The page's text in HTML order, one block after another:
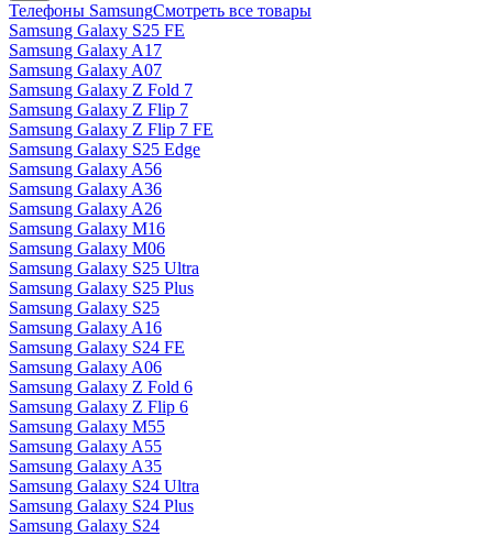
Телефоны SamsungСмотреть все товары
Samsung Galaxy S25 FE
Samsung Galaxy A17
Samsung Galaxy A07
Samsung Galaxy Z Fold 7
Samsung Galaxy Z Flip 7
Samsung Galaxy Z Flip 7 FE
Samsung Galaxy S25 Edge
Samsung Galaxy A56
Samsung Galaxy A36
Samsung Galaxy A26
Samsung Galaxy M16
Samsung Galaxy M06
Samsung Galaxy S25 Ultra
Samsung Galaxy S25 Plus
Samsung Galaxy S25
Samsung Galaxy A16
Samsung Galaxy S24 FE
Samsung Galaxy A06
Samsung Galaxy Z Fold 6
Samsung Galaxy Z Flip 6
Samsung Galaxy M55
Samsung Galaxy A55
Samsung Galaxy A35
Samsung Galaxy S24 Ultra
Samsung Galaxy S24 Plus
Samsung Galaxy S24